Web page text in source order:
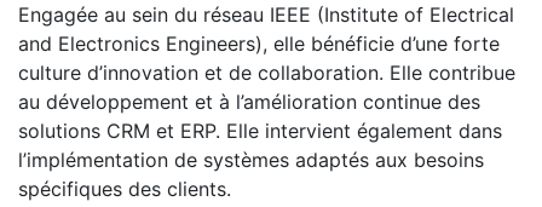
Engagée au sein du réseau IEEE (Institute of Electrical
and Electronics Engineers), elle bénéficie d’une forte
culture d’innovation et de collaboration. Elle contribue
au développement et à l’amélioration continue des
solutions CRM et ERP. Elle intervient également dans
l’implémentation de systèmes adaptés aux besoins
spécifiques des clients.